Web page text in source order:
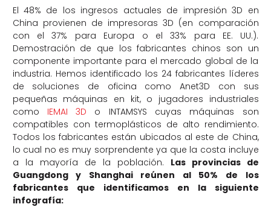
El 48% de los ingresos actuales de impresión 3D en
China provienen de impresoras 3D (en comparación
con el 37% para Europa o el 33% para EE. UU.).
Demostración de que los fabricantes chinos son un
componente importante para el mercado global de la
industria. Hemos identificado los 24 fabricantes líderes
de soluciones de oficina como Anet3D con sus
pequeñas máquinas en kit, o jugadores industriales
como IEMAI 3D o INTAMSYS cuyas máquinas son
compatibles con termoplásticos de alto rendimiento.
Todos los fabricantes están ubicados al este de China,
lo cual no es muy sorprendente ya que la costa incluye
a la mayoría de la población. Las provincias de
Guangdong y Shanghai reúnen al 50% de los
fabricantes que identificamos en la siguiente
infografía: